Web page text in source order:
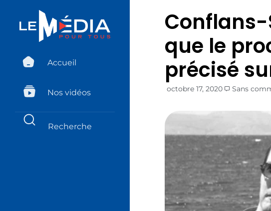
Accueil
Nos vidéos
que le
précisé
octobre 17, 2020 Sans